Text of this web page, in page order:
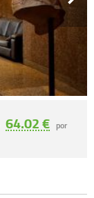
64.02 € por